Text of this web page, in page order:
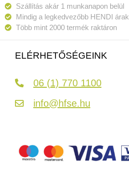
Szállítás akár 1 munkanapon belül
Mindig a legkedvezőbb HENDI árak
Több mint 2000 termék raktáron
ELÉRHETŐSÉGEINK
06 (1) 770 1100
info@hfse.hu